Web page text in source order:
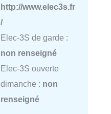
http://www.elec3s.fr
/
Elec-3S de garde :
non renseigné
Elec-3S ouverte
dimanche : non
renseigné